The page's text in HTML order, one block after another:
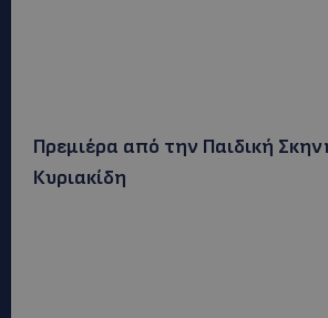
Πρεμιέρα από την Παιδική
Κυριακίδη